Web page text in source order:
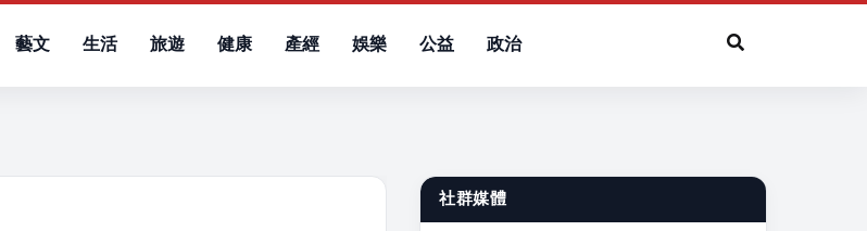
藝文 生活 旅遊 健康 產經 娛樂 公益 政治
社群媒體